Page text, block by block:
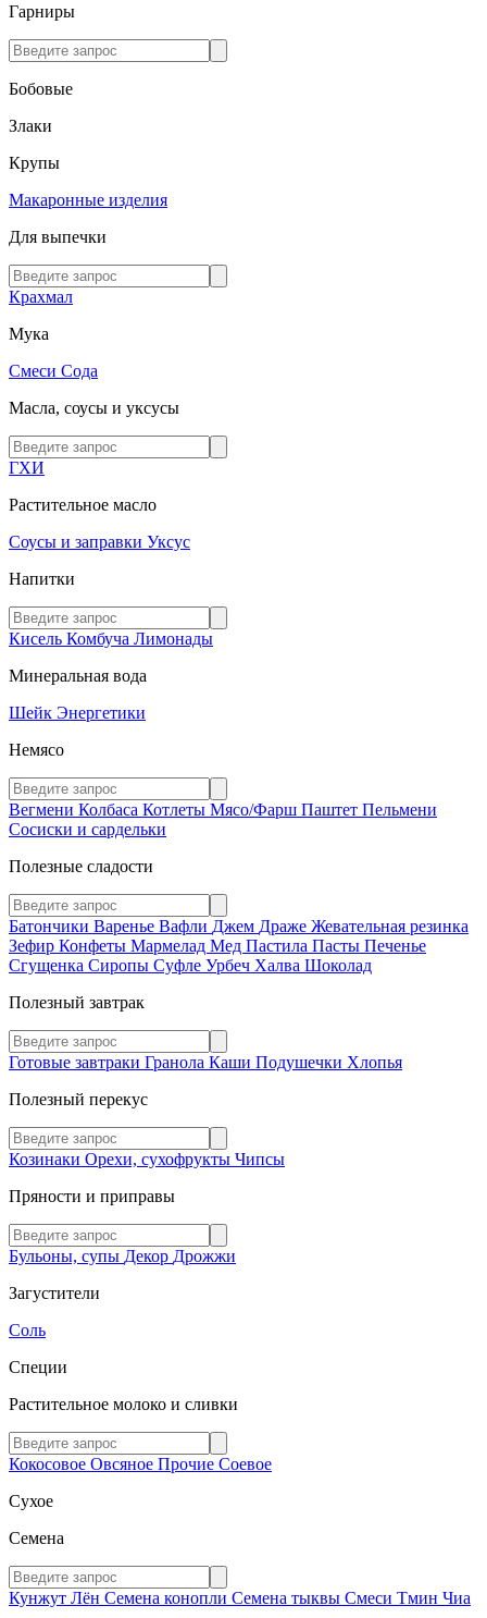
Гарниры
Бобовые
Злаки
Крупы
Макаронные изделия
Для выпечки
Крахмал
Мука
Смеси Сода
Масла, соусы и уксусы
ГХИ
Растительное масло
Соусы и заправки Уксус
Напитки
Кисель Комбуча Лимонады
Минеральная вода
Шейк Энергетики
Немясо
Вегмени Колбаса Котлеты Мясо/Фарш Паштет Пельмени
Сосиски и сардельки
Полезные сладости
Батончики Варенье Вафли Джем Драже Жевательная резинка
Зефир Конфеты Мармелад Мед Пастила Пасты Печенье
Сгущенка Сиропы Суфле Урбеч Халва Шоколад
Полезный завтрак
Готовые завтраки Гранола Каши Подушечки Хлопья
Полезный перекус
Козинаки Орехи, сухофрукты Чипсы
Пряности и приправы
Бульоны, супы Декор Дрожжи
Загустители
Соль
Специи
Растительное молоко и сливки
Кокосовое Овсяное Прочие Соевое
Сухое
Семена
Кунжут Лён Семена конопли Семена тыквы Смеси Тмин Чиа